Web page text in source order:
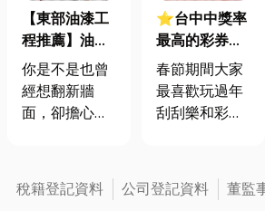
【東部油漆工
程推薦】油漆
工程要做多
久？費用多少?
從打底到完工
你是不是也曾
經想翻新牆
面，卻擔心油
要流程正確、
油漆師傅經驗
⭐台中中獎率
最高的彩券行
有哪些?2025
蛇年刮刮樂必
勝秘笈！破解
春節期間大家
最喜歡玩過年
刮刮樂和彩票
刮樂一推出，
2000元刮刮樂
稅籍登記資料 公司登記資料 董監